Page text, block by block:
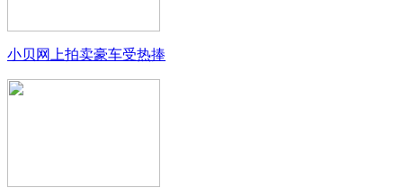
小贝网上拍卖豪车受热捧